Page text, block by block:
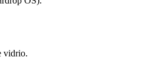
vidrio.